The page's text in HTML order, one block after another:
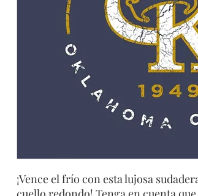
¡Vence el frío con esta lujosa